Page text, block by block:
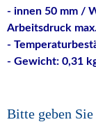
- innen 50 mm /
Arbeitsdruck
-
- Gewicht: 0,31
Bitte geben